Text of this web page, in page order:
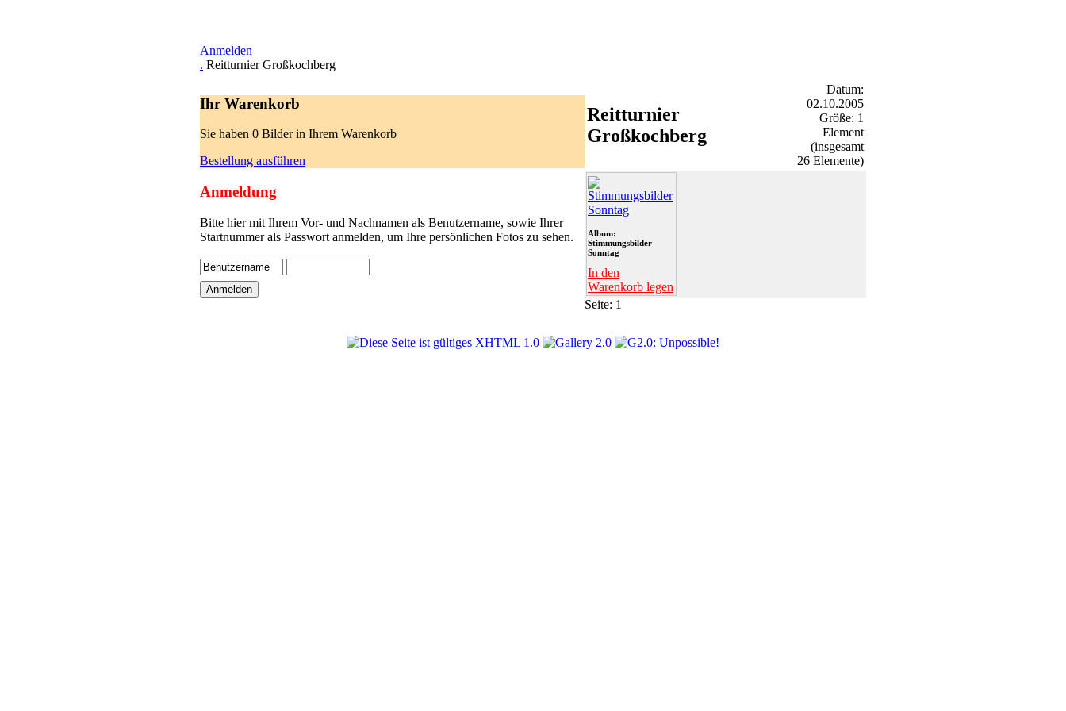
Anmelden
. Reitturnier Großkochberg
Ihr Warenkorb
Sie haben 0 Bilder in Ihrem Warenkorb
Bestellung ausführen
Anmeldung
Bitte hier mit Ihrem Vor- und Nachnamen als Benutzername, sowie Ihrer
Startnummer als Passwort anmelden, um Ihre persönlichen Fotos zu sehen.
Reitturnier
Großkochberg
Datum:
02.10.2005
Größe: 1
Element
(insgesamt
26 Elemente)
Album:
Stimmungsbilder
Sonntag
In den
Warenkorb legen
Seite: 1